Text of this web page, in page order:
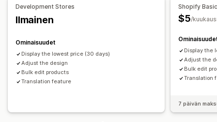
Development Stores
Ilmainen
Ominaisuudet
Display the lowest price (30 days)
Adjust the design
Bulk edit products
Translation feature
Shopify
$5/
Display the
Adjust the
Bulk edit
Translation
7 päivän